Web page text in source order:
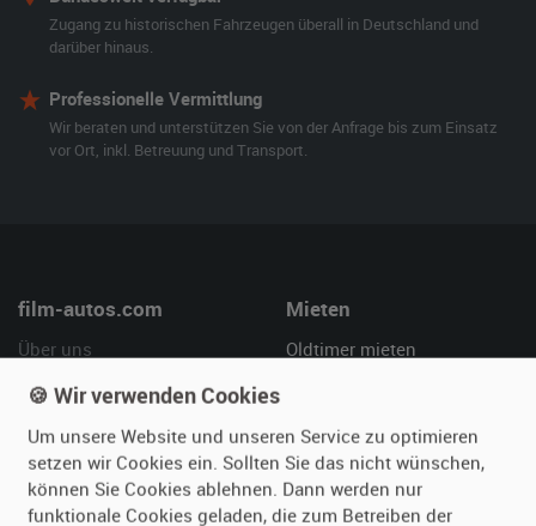
Zugang zu historischen Fahrzeugen überall in Deutschland und
darüber hinaus.
Professionelle Vermittlung
Wir beraten und unterstützen Sie von der Anfrage bis zum Einsatz
vor Ort, inkl. Betreuung und Transport.
film-autos.com
Über uns
Leistungen
Kundenmeinungen
Mieten
Oldtimer mieten
Service
Vermieten Hilfe
🍪 Wir verwenden Cookies
Um unsere Website und unseren Service zu optimieren
setzen wir Cookies ein. Sollten Sie das nicht wünschen,
können Sie Cookies ablehnen. Dann werden nur
funktionale Cookies geladen, die zum Betreiben der